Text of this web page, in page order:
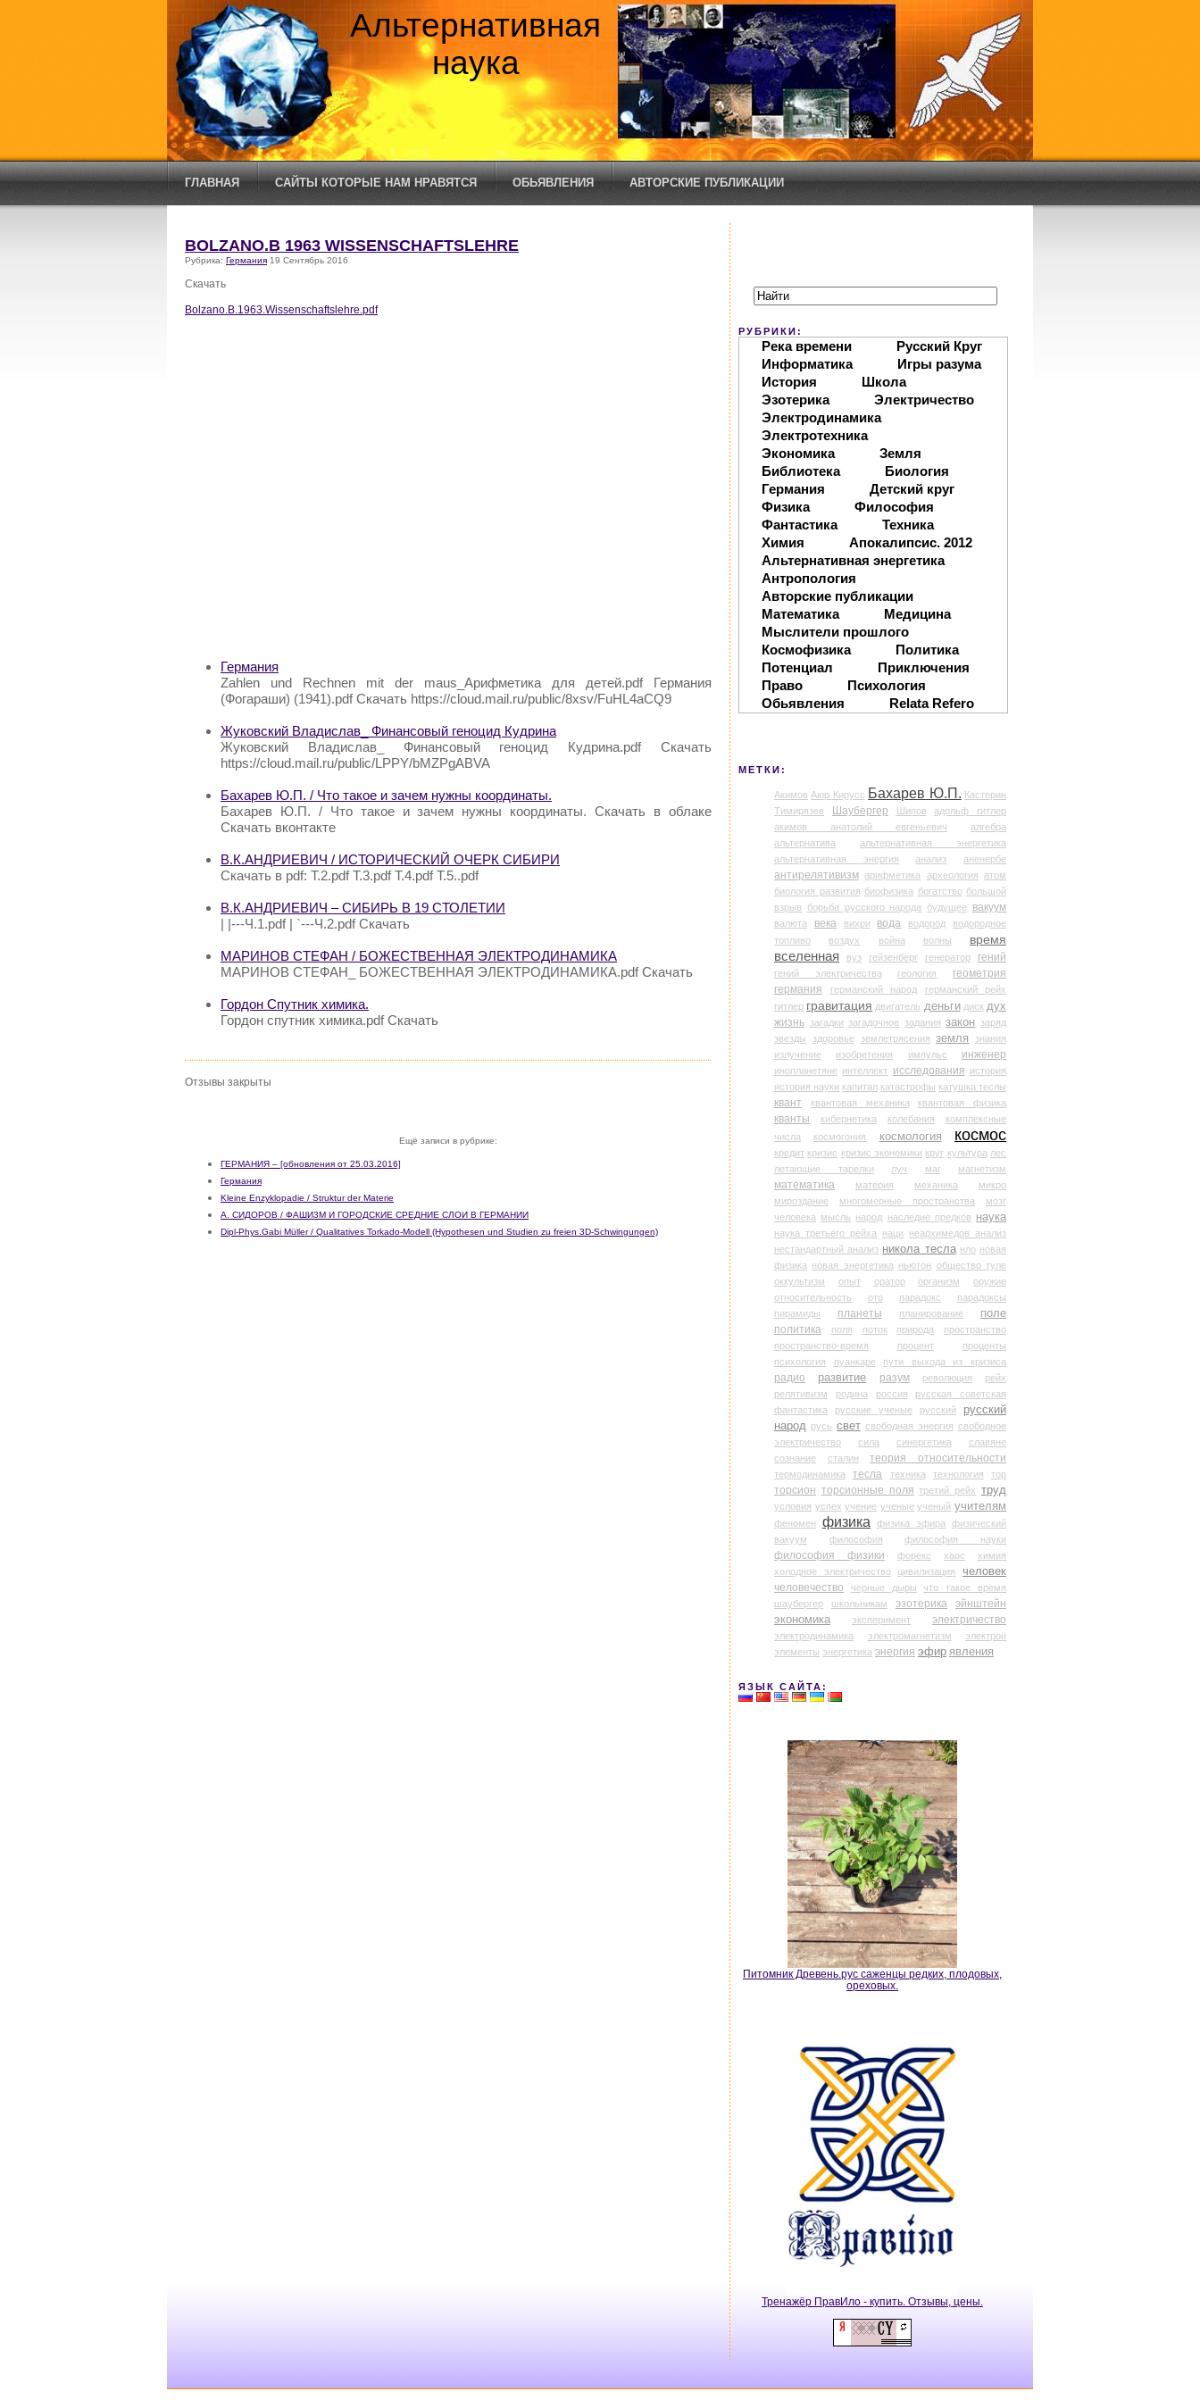
Альтернативная
наука
ГЛАВНАЯ САЙТЫ КОТОРЫЕ НАМ НРАВЯТСЯ ОБЬЯВЛЕНИЯ АВТОРСКИЕ ПУБЛИКАЦИИ
BOLZANO.B 1963 WISSENSCHAFTSLEHRE
Рубрика: Германия 19 Сентябрь 2016
Скачать
Bolzano.B.1963.Wissenschaftslehre.pdf
Германия
Zahlen und Rechnen mit der maus_Арифметика для детей.pdf Германия
(Фогараши) (1941).pdf Скачать https://cloud.mail.ru/public/8xsv/FuHL4aCQ9
Жуковский Владислав_ Финансовый геноцид Кудрина
Жуковский Владислав_ Финансовый геноцид Кудрина.pdf Скачать
https://cloud.mail.ru/public/LPPY/bMZPgABVA
Бахарев Ю.П. / Что такое и зачем нужны координаты.
Бахарев Ю.П. / Что такое и зачем нужны координаты. Скачать в облаке
Скачать вконтакте
В.К.АНДРИЕВИЧ / ИСТОРИЧЕСКИЙ ОЧЕРК СИБИРИ
Скачать в pdf: Т.2.pdf Т.3.pdf Т.4.pdf Т.5..pdf
В.К.АНДРИЕВИЧ – СИБИРЬ В 19 СТОЛЕТИИ
| |---Ч.1.pdf | `---Ч.2.pdf Скачать
МАРИНОВ СТЕФАН / БОЖЕСТВЕННАЯ ЭЛЕКТРОДИНАМИКА
МАРИНОВ СТЕФАН_ БОЖЕСТВЕННАЯ ЭЛЕКТРОДИНАМИКА.pdf Скачать
Гордон Спутник химика.
Гордон спутник химика.pdf Скачать
Отзывы закрыты
Ещё записи в рубрике:
ГЕРМАНИЯ – [обновления от 25.03.2016]
Германия
Kleine Enzyklopadie / Struktur der Materie
А. CИДOPOB / ФАШИ3М И ГOPOДCКИE CPEДHИE CЛOИ В ГЕРМАНИИ
Dipl-Phys.Gabi Müller / Qualitatives Torkado-Modell (Hypothesen und Studien zu freien 3D-Schwingungen)
РУБРИКИ:
Река времени
Русский Круг
Информатика
Игры разума
История
Школа
Эзотерика
Электричество
Электродинамика
Электротехника
Экономика
Земля
Библиотека
Биология
Германия
Детский круг
Физика
Философия
Фантастика
Техника
Химия
Апокалипсис. 2012
Альтернативная энергетика
Антропология
Авторские публикации
Математика
Медицина
Мыслители прошлого
Космофизика
Политика
Потенциал
Приключения
Право
Психология
Обьявления
Relata Refero
МЕТКИ:
Акимов Аюр Кирусс Бахарев Ю.П. Кастерин
Тимирязев
Шаубергер Шипов
адольф гитлер
акимов анатолий евгеньевич
алгебра
альтернатива
альтернативная энергетика
альтернативная энергия
анализ аненербе
антирелятивизм арифметика археология атом
биология развития биофизика богатство большой
взрыв
борьба русского народа будущее вакуум
валюта века вихри вода водород
водородное
топливо
воздух война волны
время
вселенная
вуз гейзенберг генератор гений
гений электричества геология
геометрия
германия
германский народ
германский рейх
гитлер гравитация двигатель деньги диск дух
жизнь загадки загадочное задания закон заряд
звезды
здоровье землетрясения земля
знания
излучение
изобретения импульс инженер
инопланетяне интеллект исследования история
история науки капитал катастрофы катушка теслы
квант квантовая механика квантовая физика
кванты кибернетика колебания
комплексные
числа
космогония космология космос
кредит кризис кризис экономики круг культура лес
летающие тарелки
луч маг магнетизм
математика материя механика
микро
мироздание
многомерные пространства
мозг
человека мысль народ наследие предков наука
наука третьего рейха наци
неархимедов анализ
нестандартный анализ никола тесла нло новая
физика новая энергетика ньютон общество туле
оккультизм
опыт оратор организм
оружие
относительность
ото парадокс
парадоксы
пирамиды
планеты планирование
поле
политика
поля поток природа
пространство
пространство-время
процент
проценты
психология
пуанкаре пути выхода из кризиса
радио развитие разум революция
рейх
релятивизм
родина россия
русская советская
фантастика
русские ученые русский
русский
народ русь свет свободная энергия свободное
электричество
сила синергетика
славяне
сознание
сталин теория относительности
термодинамика тесла техника технология тор
торсион торсионные поля третий рейх труд
условия успех учение ученые ученый учителям
феномен физика физика эфира
физический
вакуум
философия философия науки
философия физики форекс хаос
химия
холодное электричество
цивилизация человек
человечество черные дыры
что такое время
шаубергер
школьникам эзотерика
эйнштейн
экономика
эксперимент электричество
электродинамика электромагнетизм
электрон
элементы энергетика энергия эфир явления
ЯЗЫК САЙТА:
Питомник Древень.рус саженцы редких, плодовых,
ореховых.
Тренажёр ПравИло - купить. Отзывы, цены.